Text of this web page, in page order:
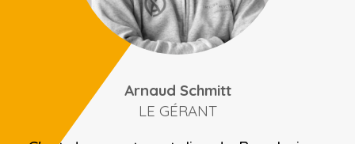
Arnaud Schmitt
LE GÉRANT